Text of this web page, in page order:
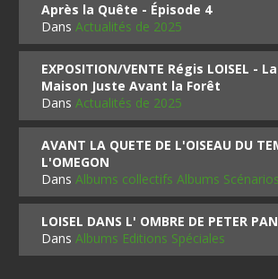
Après la Quête - Épisode 4
DansActualités de 2025
EXPOSITION/VENTE Régis LOISEL -
Maison Juste Avant la Forêt
DansActualités de 2025
AVANT LA QUETE DE L'OISEAU DU
L'OMEGON
DansAlbums collectifs Albums Scénarios
LOISEL DANS L' OMBRE DE PETER PAN
DansAlbums Editions Spéciales